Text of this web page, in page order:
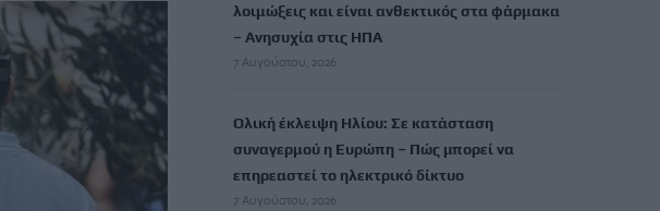
λοιμώξεις και είναι ανθεκτικός στα φάρμακα
– Ανησυχία στις ΗΠΑ
7 Αυγούστου, 2026
Ολική έκλειψη Ηλίου: Σε κατάσταση
συναγερμού η Ευρώπη – Πώς μπορεί να
επηρεαστεί το ηλεκτρικό δίκτυο
7 Αυγούστου, 2026